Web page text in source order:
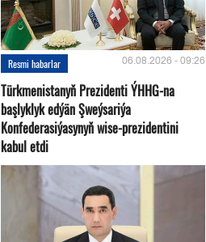
Resmi habarlar 06.08.2026 - 09:26
Türkmenistanyň Prezidenti ÝHHG-na
başlyklyk edýän Şweýsariýa
Konfederasiýasynyň wise-prezidentini
kabul etdi